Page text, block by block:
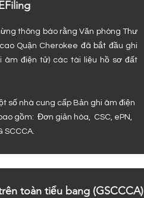
EFiling
thông báo rằng Văn phòng Thư
Quận Cherokee đã bắt đầu ghi
âm điện tử) các tài liệu hồ sơ đất
số nhà cung cấp Bản ghi âm điện
gồm: Đơn giản hóa, CSC, ePN,
SCCCA.
toàn tiểu bang (GSCCCA)